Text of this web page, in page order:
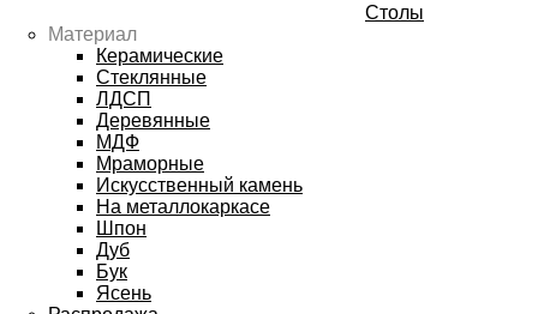
Столы
Материал
Керамические
Стеклянные
ЛДСП
Деревянные
МДФ
Мраморные
Искусственный камень
На металлокаркасе
Шпон
Дуб
Бук
Ясень